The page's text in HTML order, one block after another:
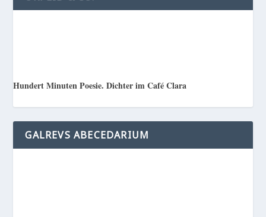
Hundert Minuten Poesie. Dichter im Café Clara
GALREVS ABECEDARIUM